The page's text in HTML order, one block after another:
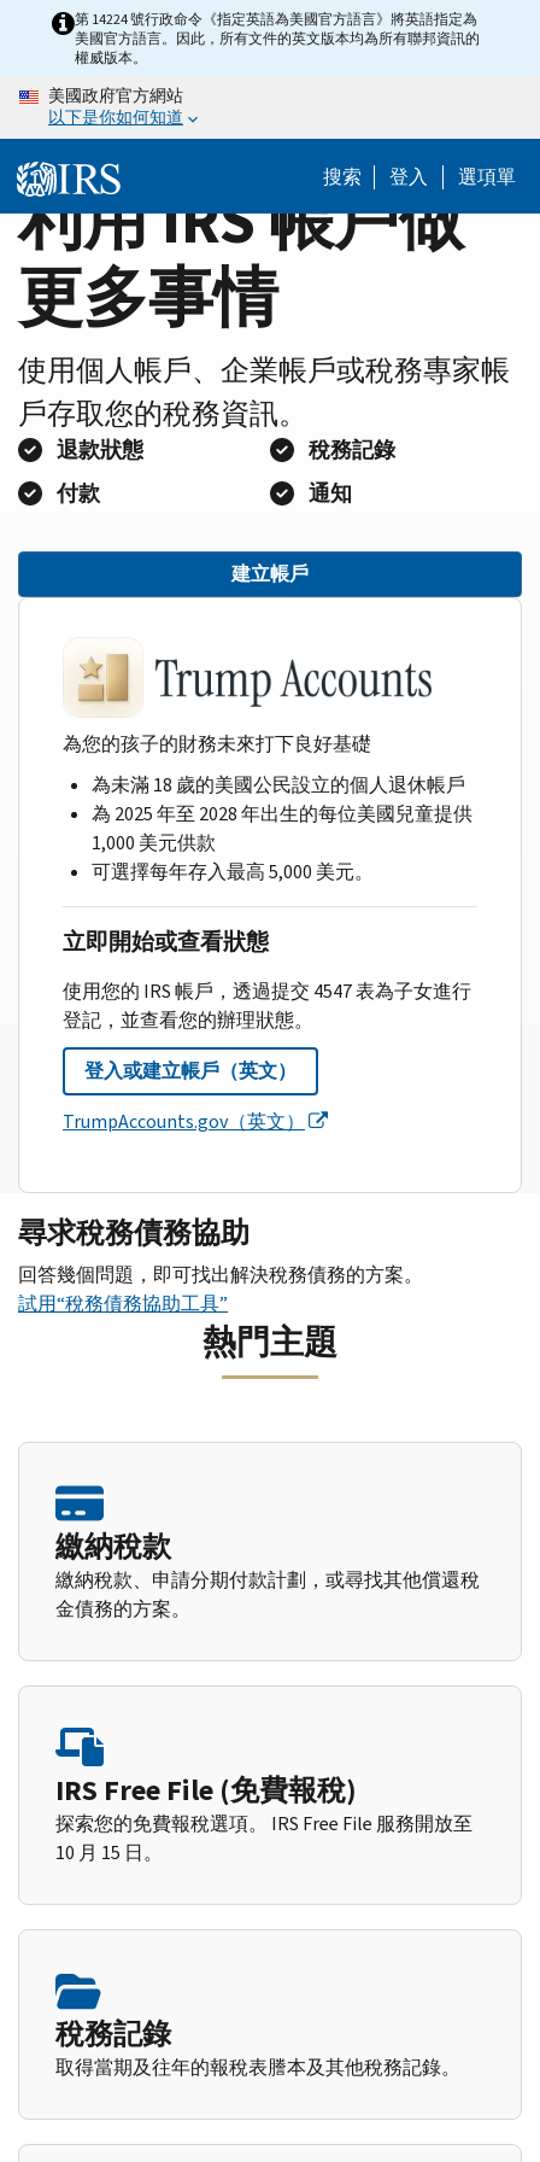
content
Home第 14224 號行政命令《指定英語為美國官方語言》將英語指定為
美國官方語言。因此，所有文件的英文版本均為所有聯邦資訊的
權威版本。
美國政府官方網站
以下是你如何知道
搜索 登入 選項單
利用 IRS 帳戶做
更多事情
使用個人帳戶、企業帳戶或稅務專家帳
戶存取您的稅務資訊。
退款狀態
稅務記錄
付款
通知
建立帳戶
為您的孩子的財務未來打下良好基礎
為未滿 18 歲的美國公民設立的個人退休帳戶
為 2025 年至 2028 年出生的每位美國兒童提供
1,000 美元供款
可選擇每年存入最高 5,000 美元。
立即開始或查看狀態
使用您的 IRS 帳戶，透過提交 4547 表為子女進行
登記，並查看您的辦理狀態。
登入或建立帳戶（英文）
TrumpAccounts.gov（英文）
尋求稅務債務協助
回答幾個問題，即可找出解決稅務債務的方案。
試用“稅務債務協助工具”
熱門主題
繳納稅款
繳納稅款、申請分期付款計劃，或尋找其他償還稅
金債務的方案。
IRS Free File (免費報稅)
探索您的免費報稅選項。 IRS Free File 服務開放至
10 月 15 日。
稅務記錄
取得當期及往年的報稅表謄本及其他稅務記錄。